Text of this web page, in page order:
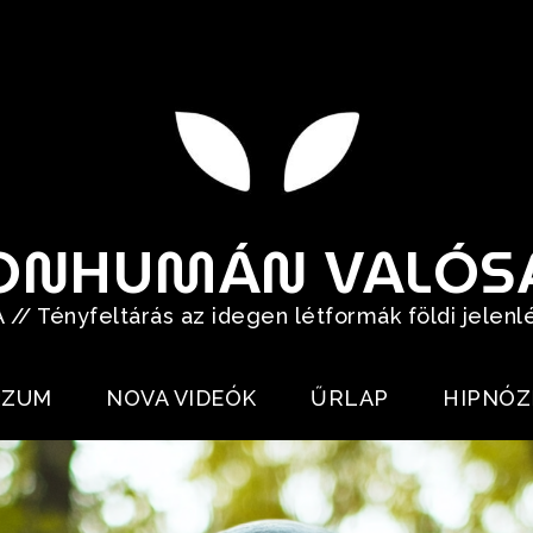
// Tényfeltárás az idegen létformák földi
NOVA VIDEÓK ŰRLAP